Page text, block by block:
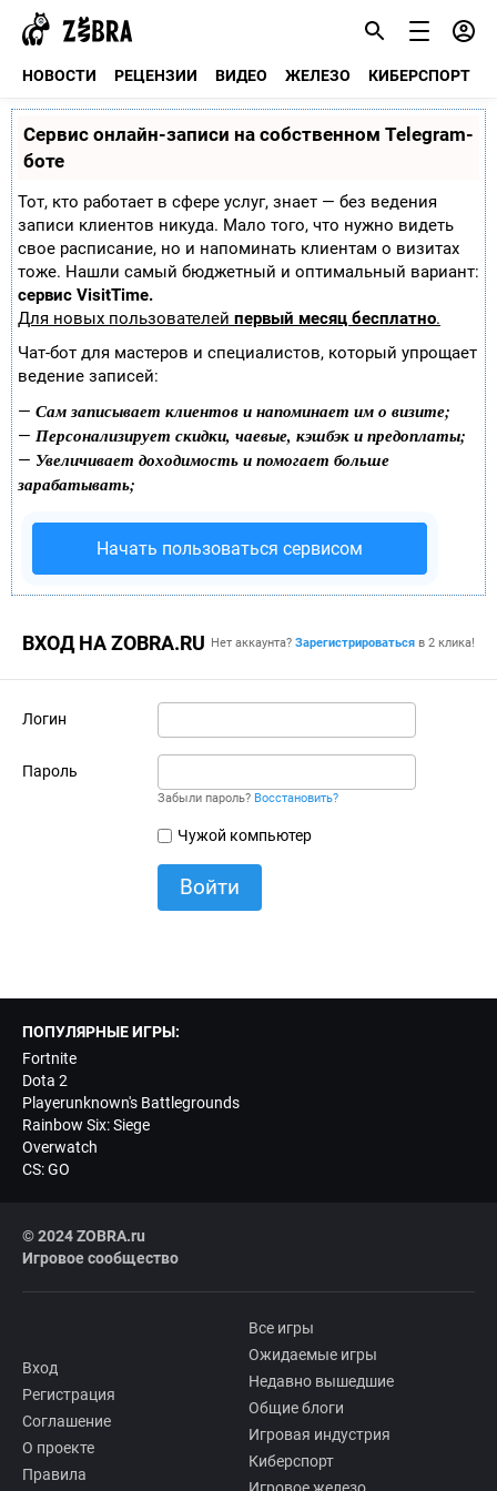
НОВОСТИ РЕЦЕНЗИИ ВИДЕО ЖЕЛЕЗО КИБЕРСПОРТ
Сервис онлайн-записи на собственном Telegram-
боте
Тот, кто работает в сфере услуг, знает — без ведения
записи клиентов никуда. Мало того, что нужно видеть
свое расписание, но и напоминать клиентам о визитах
тоже. Нашли самый бюджетный и оптимальный вариант:
сервис VisitTime.
Для новых пользователей первый месяц бесплатно.
Чат-бот для мастеров и специалистов, который упрощает
ведение записей:
— Сам записывает клиентов и напоминает им о визите;
— Персонализирует скидки, чаевые, кэшбэк и предоплаты;
— Увеличивает доходимость и помогает больше
зарабатывать;
Начать пользоваться сервисом
ВХОД НА ZOBRA.RU Нет аккаунта? Зарегистрироваться в 2 клика!
Логин
Пароль
Забыли пароль? Восстановить?
Чужой компьютер
Войти
ПОПУЛЯРНЫЕ ИГРЫ:
Fortnite
Dota 2
Playerunknown's Battlegrounds
Rainbow Six: Siege
Overwatch
CS: GO
© 2024 ZOBRA.ru
Игровое сообщество
Вход
Регистрация
Соглашение
О проекте
Правила
Все игры
Ожидаемые игры
Недавно вышедшие
Общие блоги
Игровая индустрия
Киберспорт